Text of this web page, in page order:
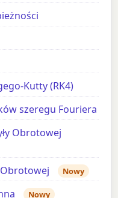
Kutty (RK4)
szeregu Fouriera
Obrotowej
Nowy
Nowy